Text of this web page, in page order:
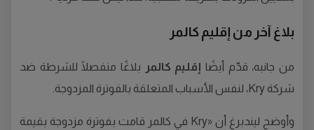
بلاغ آخر من إقليم كالمر
من جانبه، قدّم أيضًا إقليم كالمر
بلاغًا منفصلًا للشرطة ضد
شركة Kry، لنفس الأسباب المتعلقة بالفوترة المزدوجة.
وأوضح ليندبرغ أن «Kry في كالمر قامت بفوترة مزدوجة بقيمة